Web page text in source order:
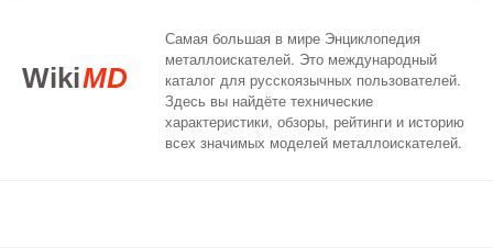
XP (14)
(13)
WikiMD
Самая большая в мире Энциклопедия
металлоискателей. Это международный
каталог для русскоязычных пользователей.
Здесь вы найдёте технические
характеристики, обзоры, рейтинги и историю
всех значимых моделей металлоискателей.